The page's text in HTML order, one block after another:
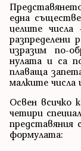
една
целите
разпределени
изразим по-
нулата и са
плаваща
малките
Освен всичко
четири
представяния
формулата: